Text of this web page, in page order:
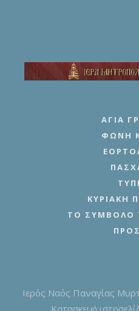
ΑΓΊΑ
ΦΩΝΉ
ΚΥΡΙΑΚΉ
ΤΟ ΣΎΜΒΟΛΟ
Ιερός Ναός Παναγίας